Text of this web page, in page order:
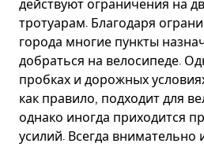
действуют ограничения на
тротуарам. Благодаря
города многие пункты
добраться на велосипеде.
пробках и дорожных
как правило, подходит для
однако иногда приходится
усилий. Всегда внимательно